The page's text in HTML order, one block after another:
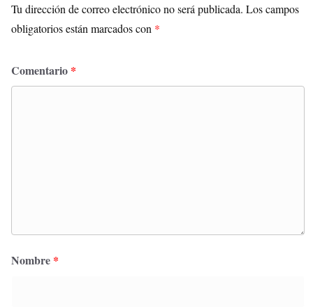
Tu dirección de correo electrónico no será publicada. Los campos
obligatorios están marcados con *
Comentario *
Nombre *